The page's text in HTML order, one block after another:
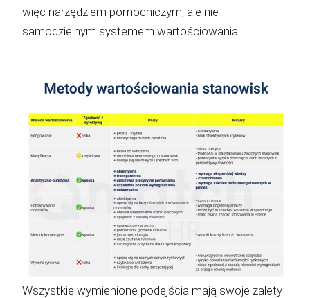
więc narzędziem pomocniczym, ale nie
samodzielnym systemem wartościowania.
Wszystkie wymienione podejścia mają swoje zalety i